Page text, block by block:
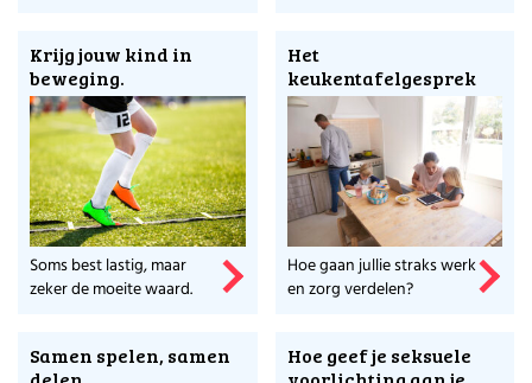
Krijg jouw kind in
beweging.
Soms best lastig, maar
zeker de moeite waard.
Het
keukentafelgesprek
Hoe gaan jullie straks werk
en zorg verdelen?
Samen spelen, samen
Hoe geef je seksuele